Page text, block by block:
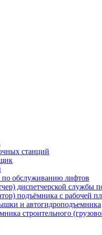
станций
по обслуживанию лифтов
диспетчерской службы
подъёмника с рабочей
и автогидроподъемника
строительного